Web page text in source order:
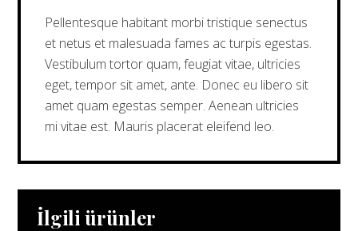
Pellentesque habitant morbi tristique senectus
et netus et malesuada fames ac turpis egestas.
Vestibulum tortor quam, feugiat vitae, ultricies
eget, tempor sit amet, ante. Donec eu libero sit
amet quam egestas semper. Aenean ultricies
mi vitae est. Mauris placerat eleifend leo.
İlgili ürünler